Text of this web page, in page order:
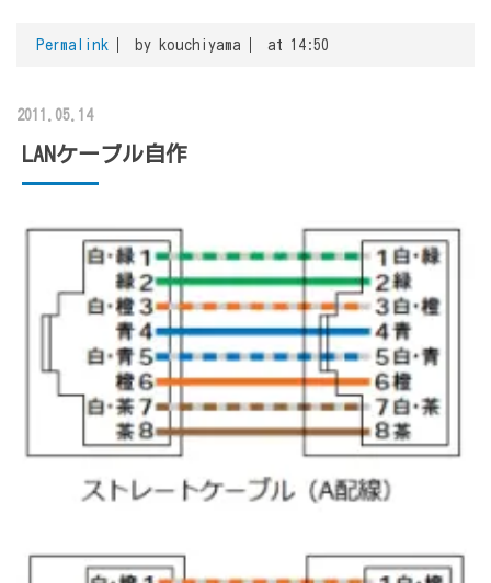
Permalink by kouchiyama at 14:50
2011.05.14
LANケーブル自作